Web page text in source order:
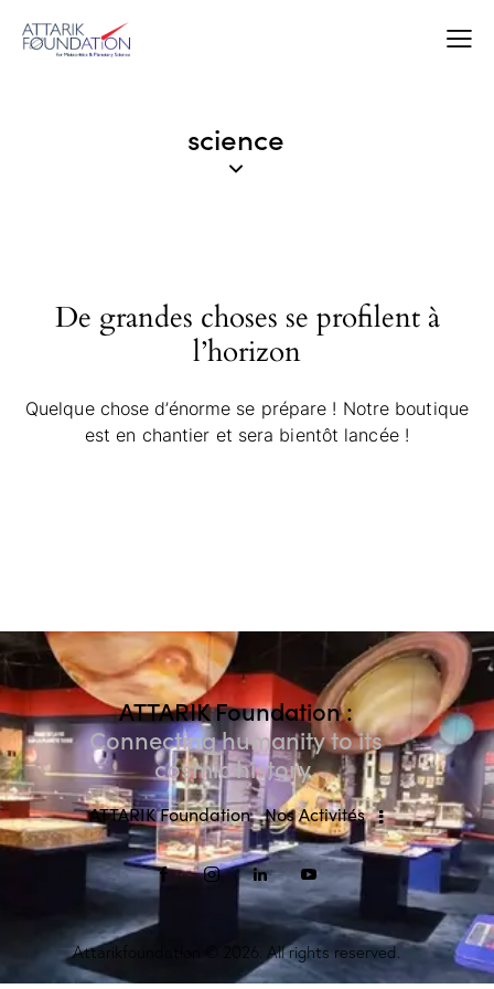
science
De grandes choses se profilent à
l’horizon
Quelque chose d’énorme se prépare ! Notre boutique
est en chantier et sera bientôt lancée !
ATTARIK Foundation :
Connecting humanity to its
cosmic history.
ATTARIK Foundation Nos Activités
Attarikfoundation © 2026. All rights reserved.